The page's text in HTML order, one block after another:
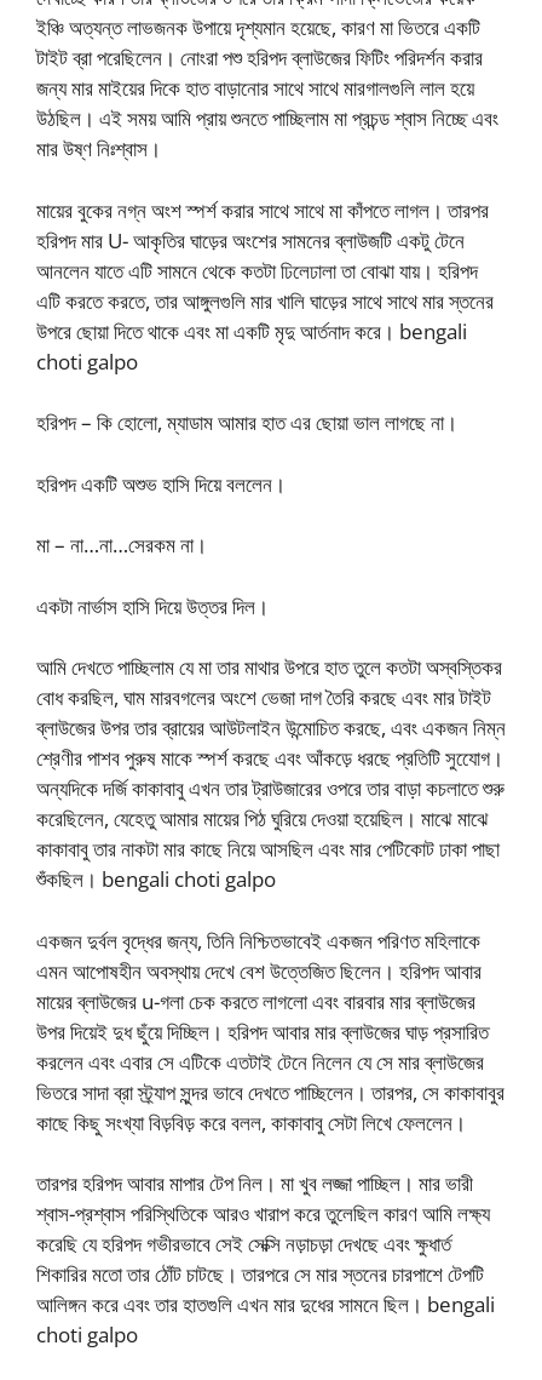
ইঞ্চি অত্যন্ত লাভজনক উপায়ে দৃশ্যমান হয়েছে, কারণ মা ভিতরে একটি
টাইট ব্রা পরেছিলেন। নোংরা পশু হরিপদ ব্লাউজের ফিটিং পরিদর্শন করার
জন্য মার মাইয়ের দিকে হাত বাড়ানোর সাথে সাথে মারগালগুলি লাল হয়ে
উঠছিল। এই সময় আমি প্রায় শুনতে পাচ্ছিলাম মা প্রচন্ড শ্বাস নিচ্ছে এবং
মার উষ্ণ নিঃশ্বাস।
মায়ের বুকের নগ্ন অংশ স্পর্শ করার সাথে সাথে মা কাঁপতে লাগল। তারপর
হরিপদ মার U- আকৃতির ঘাড়ের অংশের সামনের ব্লাউজটি একটু টেনে
আনলেন যাতে এটি সামনে থেকে কতটা ঢিলেঢালা তা বোঝা যায়। হরিপদ
এটি করতে করতে, তার আঙ্গুলগুলি মার খালি ঘাড়ের সাথে সাথে মার স্তনের
উপরে ছোয়া দিতে থাকে এবং মা একটি মৃদু আর্তনাদ করে। bengali
choti galpo
হরিপদ – কি হোলো, ম্যাডাম আমার হাত এর ছোয়া ভাল লাগছে না।
হরিপদ একটি অশুভ হাসি দিয়ে বললেন।
মা – না…না…সেরকম না।
একটা নার্ভাস হাসি দিয়ে উত্তর দিল।
আমি দেখতে পাচ্ছিলাম যে মা তার মাথার উপরে হাত তুলে কতটা অস্বস্তিকর
বোধ করছিল, ঘাম মারবগলের অংশে ভেজা দাগ তৈরি করছে এবং মার টাইট
ব্লাউজের উপর তার ব্রায়ের আউটলাইন উন্মোচিত করছে, এবং একজন নিম্ন
শ্রেণীর পাশব পুরুষ মাকে স্পর্শ করছে এবং আঁকড়ে ধরছে প্রতিটি সুযোেগ।
অন্যদিকে দর্জি কাকাবাবু এখন তার ট্রাউজারের ওপরে তার বাড়া কচলাতে শুরু
করেছিলেন, যেহেতু আমার মায়ের পিঠ ঘুরিয়ে দেওয়া হয়েছিল। মাঝে মাঝে
কাকাবাবু তার নাকটা মার কাছে নিয়ে আসছিল এবং মার পেটিকোট ঢাকা পাছা
শুঁকছিল। bengali choti galpo
একজন দুর্বল বৃদ্ধের জন্য, তিনি নিশ্চিতভাবেই একজন পরিণত মহিলাকে
এমন আপোষহীন অবস্থায় দেখে বেশ উত্তেজিত ছিলেন। হরিপদ আবার
মায়ের ব্লাউজের u-গলা চেক করতে লাগলো এবং বারবার মার ব্লাউজের
উপর দিয়েই দুধ ছুঁয়ে দিচ্ছিল। হরিপদ আবার মার ব্লাউজের ঘাড় প্রসারিত
করলেন এবং এবার সে এটিকে এতটাই টেনে নিলেন যে সে মার ব্লাউজের
ভিতরে সাদা ব্রা স্ট্র্যাপ সুন্দর ভাবে দেখতে পাচ্ছিলেন। তারপর, সে কাকাবাবুর
কাছে কিছু সংখ্যা বিড়বিড় করে বলল, কাকাবাবু সেটা লিখে ফেললেন।
তারপর হরিপদ আবার মাপার টেপ নিল। মা খুব লজ্জা পাচ্ছিল। মার ভারী
শ্বাস-প্রশ্বাস পরিস্থিতিকে আরও খারাপ করে তুলেছিল কারণ আমি লক্ষ্য
করেছি যে হরিপদ গভীরভাবে সেই সেক্সি নড়াচড়া দেখছে এবং ক্ষুধার্ত
শিকারির মতো তার ঠোঁট চাটছে। তারপরে সে মার স্তনের চারপাশে টেপটি
আলিঙ্গন করে এবং তার হাতগুলি এখন মার দুধের সামনে ছিল। bengali
choti galpo